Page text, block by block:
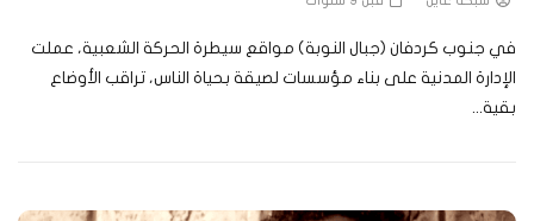
في جنوب كردفان (جبال النوبة) مواقع سيطرة الحركة الشعبية، عملت
الإدارة المدنية على بناء مؤسسات لصيقة بحياة الناس، تراقب الأوضاع
بقية...